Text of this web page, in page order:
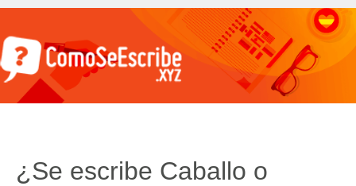
¿Se escribe Caballo o